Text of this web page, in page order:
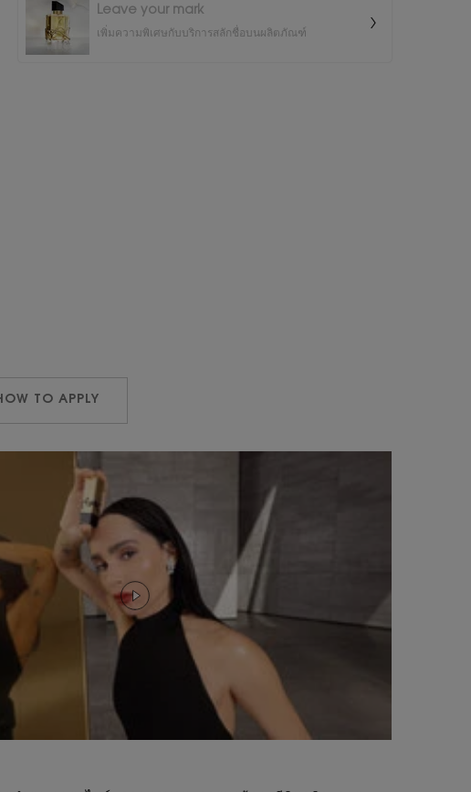
Leave your mark
เพิ่มความพิเศษกับบริการสลักชื่อบนผลิตภัณฑ์
TO APPLY